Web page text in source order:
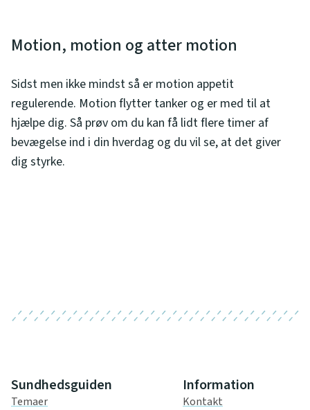
Motion, motion og atter motion
Sidst men ikke mindst så er motion appetit
regulerende. Motion flytter tanker og er med til at
hjælpe dig. Så prøv om du kan få lidt flere timer af
bevægelse ind i din hverdag og du vil se, at det giver
dig styrke.
Sundhedsguiden
Temaer
Information
Kontakt